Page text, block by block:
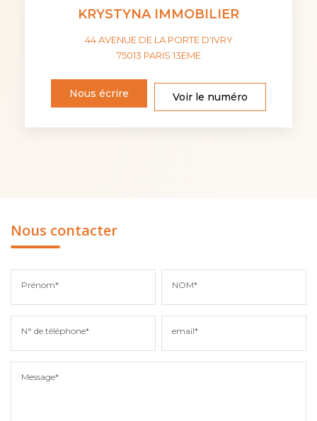
KRYSTYNA IMMOBILIER
44 AVENUE DE LA PORTE D'IVRY
75013 PARIS 13EME
Nous écrire Voir le numéro
Nous contacter
Prénom* NOM*
N° de téléphone* email*
Message*